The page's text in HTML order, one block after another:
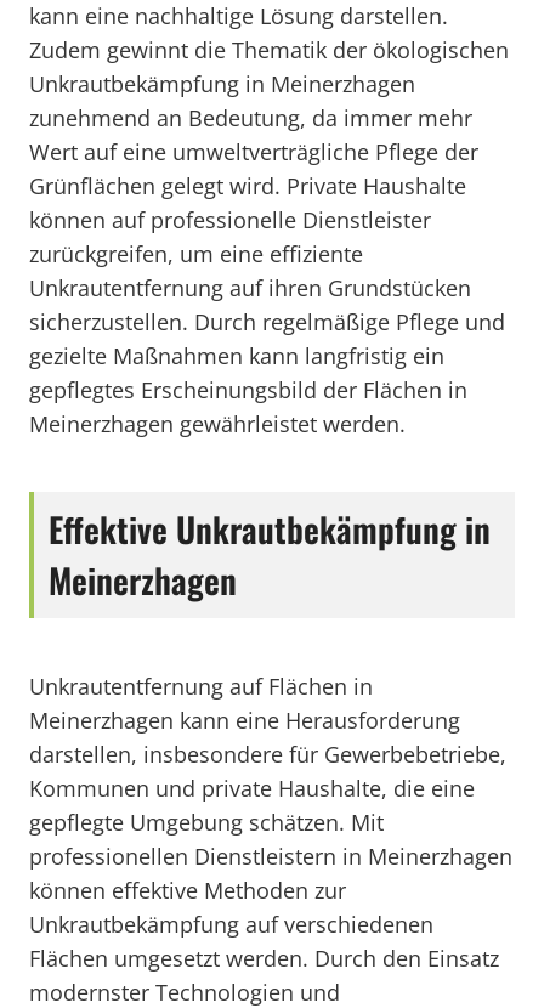
kann eine nachhaltige Lösung darstellen.
Zudem gewinnt die Thematik der ökologischen
Unkrautbekämpfung in Meinerzhagen
zunehmend an Bedeutung, da immer mehr
Wert auf eine umweltverträgliche Pflege der
Grünflächen gelegt wird. Private Haushalte
können auf professionelle Dienstleister
zurückgreifen, um eine effiziente
Unkrautentfernung auf ihren Grundstücken
sicherzustellen. Durch regelmäßige Pflege und
gezielte Maßnahmen kann langfristig ein
gepflegtes Erscheinungsbild der Flächen in
Meinerzhagen gewährleistet werden.
Effektive Unkrautbekämpfung in
Meinerzhagen
Unkrautentfernung auf Flächen in
Meinerzhagen kann eine Herausforderung
darstellen, insbesondere für Gewerbebetriebe,
Kommunen und private Haushalte, die eine
gepflegte Umgebung schätzen. Mit
professionellen Dienstleistern in Meinerzhagen
können effektive Methoden zur
Unkrautbekämpfung auf verschiedenen
Flächen umgesetzt werden. Durch den Einsatz
modernster Technologien und